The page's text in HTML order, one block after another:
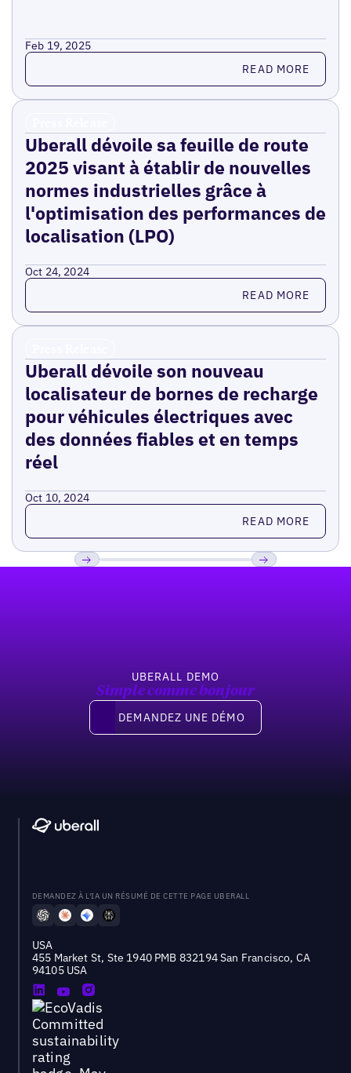
Feb 19, 2025
Read more READ MORE
Uberall dévoile sa feuille de route
2025 visant à établir de nouvelles
normes industrielles grâce à
l'optimisation des performances de
localisation (LPO)
Oct 24, 2024
Read more READ MORE
Uberall dévoile son nouveau
localisateur de bornes de recharge
pour véhicules électriques avec
des données fiables et en temps
réel
Oct 10, 2024
Read more READ MORE
UBERALL DEMO
Simple comme bonjour
Demandez une démo
DEMANDEZ UNE DÉMO
DEMANDEZ À L'IA UN RÉSUMÉ DE CETTE PAGE UBERALL
USA
455 Market St, Ste 1940 PMB 832194 San Francisco, CA
94105 USA